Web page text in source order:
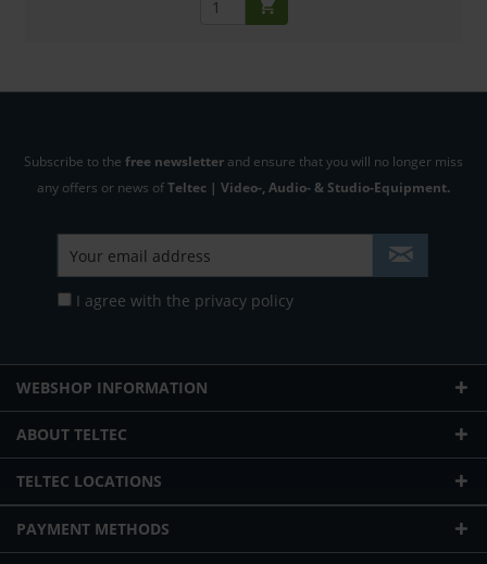
Subscribe to the free newsletter and ensure that you will no longer miss
any offers or news ofTeltec | Video-, Audio- & Studio-Equipment.
I agree with the privacy policy
WEBSHOP INFORMATION
ABOUT TELTEC
TELTEC LOCATIONS
PAYMENT METHODS